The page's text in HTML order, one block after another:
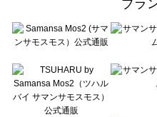
sō4ū（ソウフォーユー）のボトムス一覧
Te chichi（テチチ）のボトムス一覧
Te chichi CLASSIC（テチチ クラシック
Lugnoncure（ルノンキュール）のボトム
BETTY'S BLUE（べティーズブルー）の
Wpc.（ワールドパーティー）のボトムス
ブラ